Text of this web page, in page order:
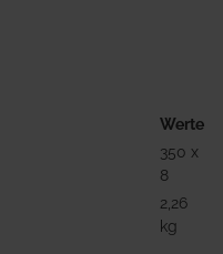
Werte
350 x
8
2,26
kg